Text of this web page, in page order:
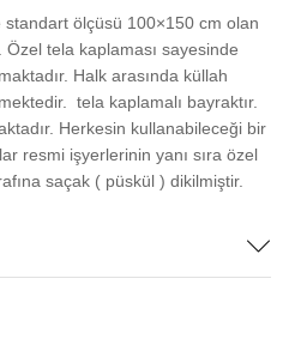
ölçüsü 100×150 cm olan
Özel tela kaplaması sayesinde
Halk arasında küllah
tela kaplamalı bayraktır.
Herkesin kullanabileceği bir
resmi işyerlerinin yanı sıra özel
saçak ( püskül ) dikilmiştir.